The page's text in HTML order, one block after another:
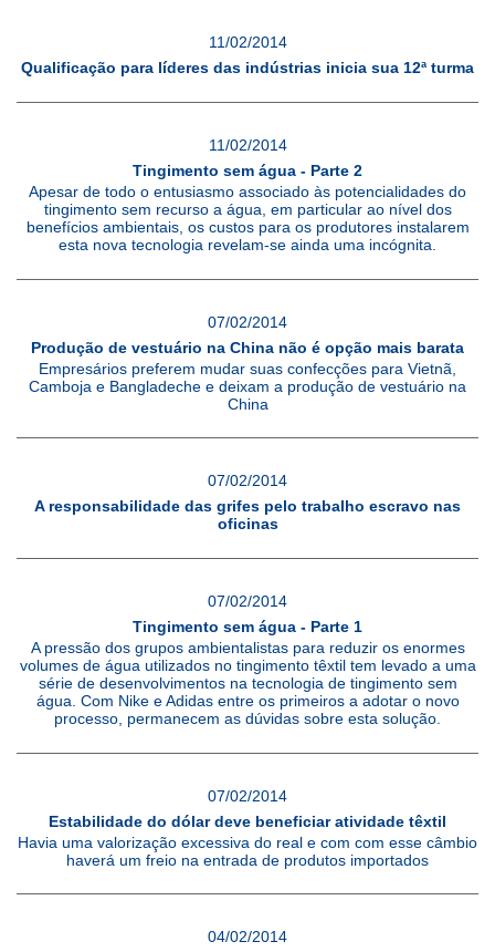
11/02/2014
Qualificação para líderes das indústrias inicia sua 12ª turma
11/02/2014
Tingimento sem água - Parte 2
Apesar de todo o entusiasmo associado às potencialidades do
tingimento sem recurso a água, em particular ao nível dos
benefícios ambientais, os custos para os produtores instalarem
esta nova tecnologia revelam-se ainda uma incógnita.
07/02/2014
Produção de vestuário na China não é opção mais barata
Empresários preferem mudar suas confecções para Vietnã,
Camboja e Bangladeche e deixam a produção de vestuário na
China
07/02/2014
A responsabilidade das grifes pelo trabalho escravo nas
oficinas
07/02/2014
Tingimento sem água - Parte 1
A pressão dos grupos ambientalistas para reduzir os enormes
volumes de água utilizados no tingimento têxtil tem levado a uma
série de desenvolvimentos na tecnologia de tingimento sem
água. Com Nike e Adidas entre os primeiros a adotar o novo
processo, permanecem as dúvidas sobre esta solução.
07/02/2014
Estabilidade do dólar deve beneficiar atividade têxtil
Havia uma valorização excessiva do real e com com esse câmbio
haverá um freio na entrada de produtos importados
04/02/2014